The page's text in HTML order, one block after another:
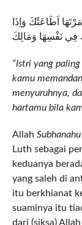
اَطَاعَتْكَ وَاِذَا
نَفْسِهَا وَمَالِكَ
“Istri yang
kamu
menyuruhnya,
hartamu bila
Allah
Luth sebagai
keduanya
yang saleh di
itu berkhianat
suaminya itu
dari (siksa)